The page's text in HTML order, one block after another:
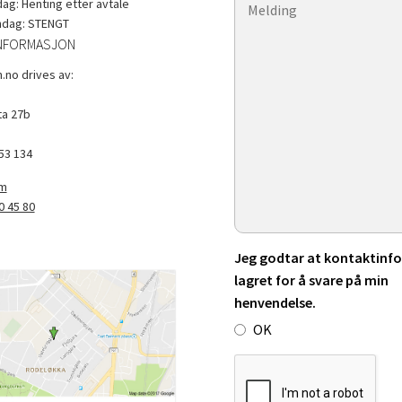
Henting etter avtale
STENGT
drives av:
27b
134
45 80
Jeg godtar at
lagret for å svare på min
henvendelse.
OK